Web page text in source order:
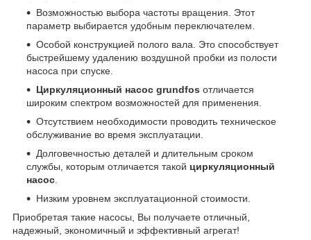
Возможностью выбора частоты вращения. Этот
параметр выбирается удобным переключателем.
Особой конструкцией полого вала. Это способствует
быстрейшему удалению воздушной пробки из полости
насоса при спуске.
Циркуляционный насос grundfos отличается
широким спектром возможностей для применения.
Отсутствием необходимости проводить техническое
обслуживание во время эксплуатации.
Долговечностью деталей и длительным сроком
службы, которым отличается такой циркуляционный
насос
Низким уровнем эксплуатационной стоимости.
Приобретая такие насосы, Вы получаете отличный,
надежный, экономичный и эффективный агрегат!